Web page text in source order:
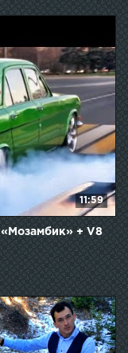
11:59
+ V8